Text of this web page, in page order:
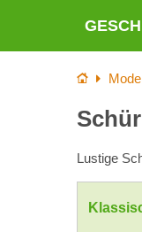
Startseite
Mode
Lustige